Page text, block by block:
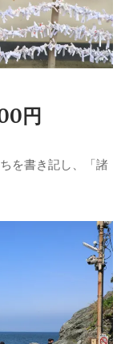
円
を書き記し、「諸